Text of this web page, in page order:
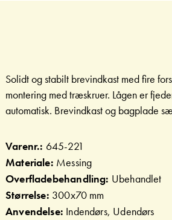
Solidt og stabilt brevindkast med fire
montering med træskruer. Lågen er
automatisk. Brevindkast og bagplade
Varenr.: 645-221
Materiale: Messing
Overfladebehandling: Ubehandlet
Størrelse: 300x70 mm
Anvendelse: Indendørs, Udendørs